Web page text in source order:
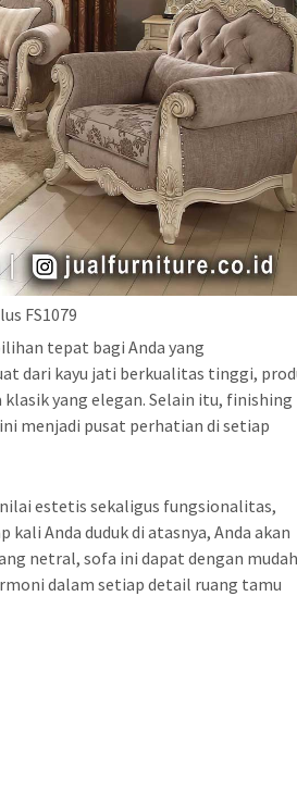
FS1079
tepat bagi Anda yang
dari kayu jati berkualitas tinggi,
yang elegan. Selain itu, finishing
menjadi pusat perhatian di setiap
estetis sekaligus fungsionalitas,
Anda duduk di atasnya, Anda akan
netral, sofa ini dapat dengan
dalam setiap detail ruang tamu